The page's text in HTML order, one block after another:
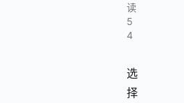
读
5
4
选
择